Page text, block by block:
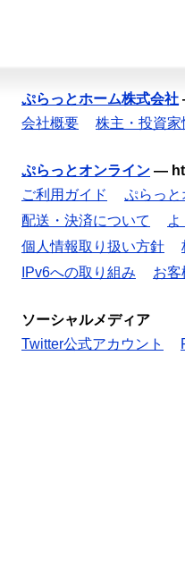
ぷらっとホーム株式会社
会社概要
株主・投資家
ぷらっとオンライン —
ご利用ガイド
ぷらっと
配送・決済について
個人情報取り扱い方針
IPv6への取り組み
お客
ソーシャルメディア
Twitter公式アカウント